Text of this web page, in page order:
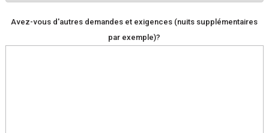
Avez-vous d'autres demandes et exigences (nuits supplémentaires
par exemple)?